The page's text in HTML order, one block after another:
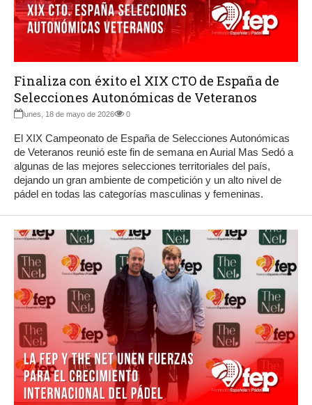
Finaliza con éxito el XIX CTO de España de
Selecciones Autonómicas de Veteranos
lunes, 18 de mayo de 2026 0
El XIX Campeonato de España de Selecciones Autonómicas
de Veteranos reunió este fin de semana en Aurial Mas Sedó a
algunas de las mejores selecciones territoriales del país,
dejando un gran ambiente de competición y un alto nivel de
pádel en todas las categorías masculinas y femeninas.